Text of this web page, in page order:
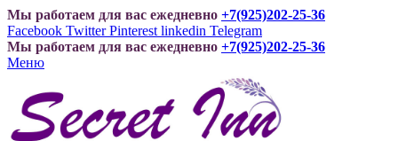
Мы работаем для вас ежедневно +7(925)202-25-36
Facebook Twitter Pinterest linkedin Telegram
Мы работаем для вас ежедневно +7(925)202-25-36
Меню